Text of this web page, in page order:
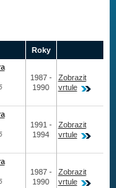
Roky
1987 -
1990
Zobrazit
vrtule
1991 -
1994
Zobrazit
vrtule
1987 -
1990
Zobrazit
vrtule